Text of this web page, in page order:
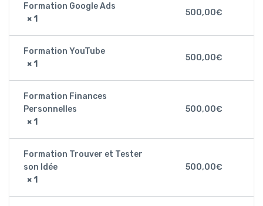
Formation Google Ads
× 1
500,00€
Formation YouTube
× 1
500,00€
Formation Finances
Personnelles
× 1
500,00€
Formation Trouver et Tester
son Idée
× 1
500,00€